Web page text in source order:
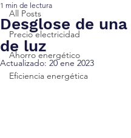
All Posts
Precio electricidad
Ahorro energético
Eficiencia energética
Desglose de
de luz
1 min de lectura
Actualizado: 20 ene 2023